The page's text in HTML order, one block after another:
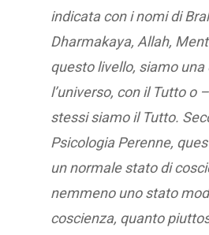
indicata con i nomi di
Dharmakaya, Allah,
questo livello, siamo una
l’universo, con il Tutto o
stessi siamo il Tutto.
Psicologia Perenne,
un normale stato di
nemmeno uno stato
coscienza, quanto